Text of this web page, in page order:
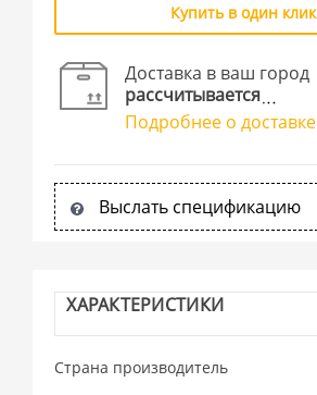
Купить в один клик
Доставка в ваш город
рассчитывается
Подробнее о доставке
Выслать спецификацию
ХАРАКТЕРИСТИКИ
Страна производитель